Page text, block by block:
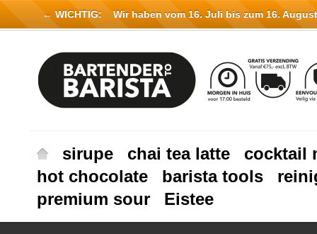
sirupe chai tea latte
cocktail
hot chocolate
barista tools
premium sour
Eistee
← WICHTIG: Wir haben vom 16. Juli bis zum 16.